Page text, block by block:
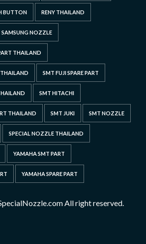
BUTTON RENY THAILAND
SAMSUNG NOZZLE
THAILAND
THAILAND SMT FUJI SPARE PART
SMT HITACHI
THAILAND SMT JUKI SMT NOZZLE
SPECIAL NOZZLE THAILAND
YAMAHA SMT PART
YAMAHA SPARE PART
All right reserved.